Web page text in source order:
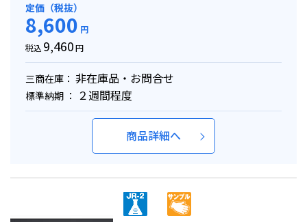
定価（税抜）
8,600 円
税込 9,460円
三商在庫： 非在庫品・お問合せ
標準納期 ： ２週間程度
商品詳細へ